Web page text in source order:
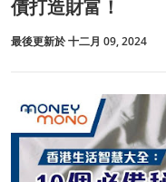
債打造財富！
最後更新於 十二月 09, 2024